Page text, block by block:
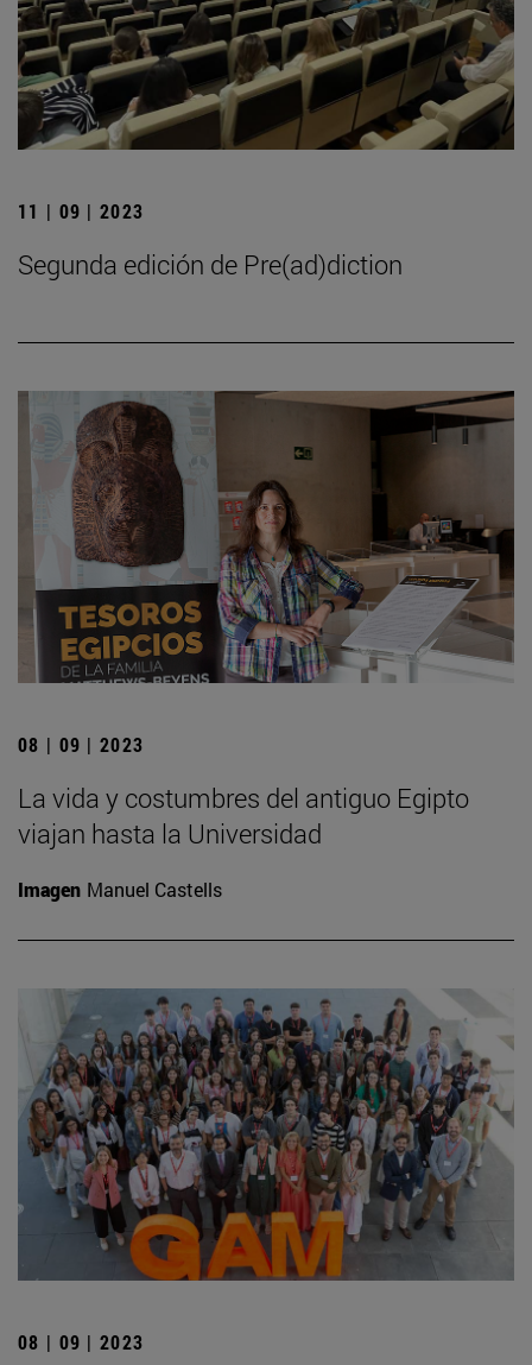
11 | 09 | 2023
Segunda edición de Pre(ad)diction
08 | 09 | 2023
La vida y costumbres del antiguo Egipto
viajan hasta la Universidad
Imagen Manuel Castells
08 | 09 | 2023